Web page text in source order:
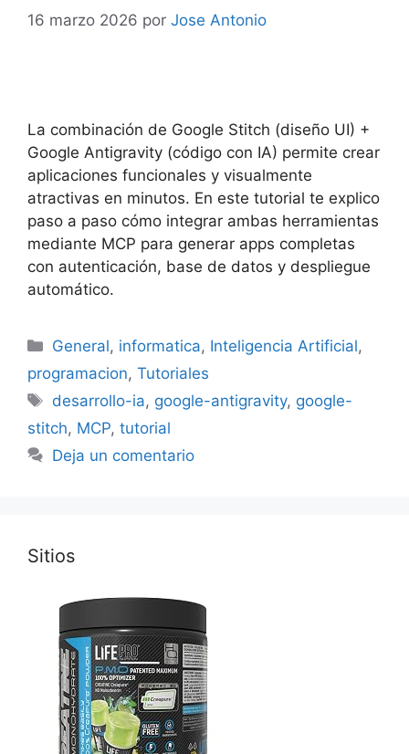
16 marzo 2026 por Jose Antonio
La combinación de Google Stitch (diseño UI) +
Google Antigravity (código con IA) permite crear
aplicaciones funcionales y visualmente
atractivas en minutos. En este tutorial te explico
paso a paso cómo integrar ambas herramientas
mediante MCP para generar apps completas
con autenticación, base de datos y despliegue
automático.
Categorías
General, informatica, Inteligencia Artificial,
programacion, Tutoriales
Etiquetas
desarrollo-ia, google-antigravity, google-
stitch, MCP, tutorial
Deja un comentario
Sitios